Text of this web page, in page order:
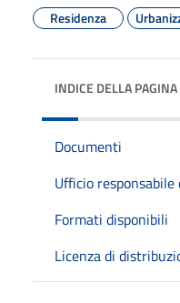
Residenza
INDICE DELLA PAGINA
Documenti
Ufficio
Formati disponibili
Licenza di